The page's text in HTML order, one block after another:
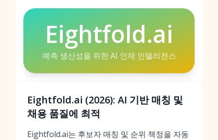
Eightfold.ai
예측 생산성을 위한 AI 인재 인텔리전스
Eightfold.ai (2026): AI 기반 매칭 및
채용 품질에 최적
Eightfold.ai는 후보자 매칭 및 순위 책정을 자동